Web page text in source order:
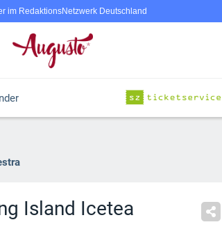
im RedaktionsNetzwerk Deutschland
Island Icetea